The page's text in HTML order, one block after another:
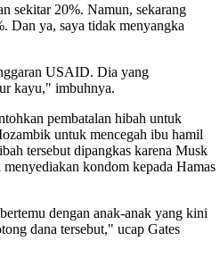
sekitar 20%. Namun, sekarang
Dan ya, saya tidak menyangka
USAID. Dia yang
kayu," imbuhnya.
pembatalan hibah untuk
untuk mencegah ibu hamil
tersebut dipangkas karena Musk
kondom kepada Hamas
dengan anak-anak yang kini
dana tersebut," ucap Gates